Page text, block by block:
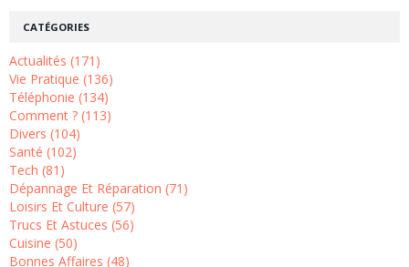
CATÉGORIES
Actualités (171)
Vie Pratique (136)
Téléphonie (134)
Comment ? (113)
Divers (104)
Santé (102)
Tech (81)
Dépannage Et Réparation (71)
Loisirs Et Culture (57)
Trucs Et Astuces (56)
Cuisine (50)
Bonnes Affaires (48)